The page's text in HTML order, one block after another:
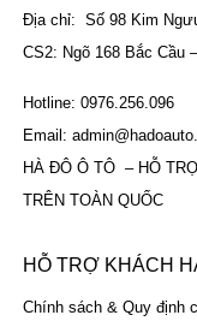
Địa chỉ: Số 98 Kim
CS2: Ngõ 168 Bắc Cầu
Hotline: 0976.256.096
Email:
HÀ ĐÔ Ô TÔ – HỖ
TRÊN TOÀN QUỐC
HỖ TRỢ KHÁCH
Chính sách & Quy định